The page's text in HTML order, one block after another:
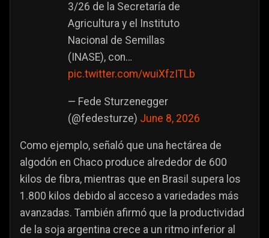
3/26 de la Secretaría de
Agricultura y el Instituto
Nacional de Semillas
(INASE), con…
pic.twitter.com/wuiXfzITLb
— Fede Sturzenegger
(@fedesturze) June 8, 2026
Como ejemplo, señaló que una hectárea de
algodón en Chaco produce alrededor de 600
kilos de fibra, mientras que en Brasil supera los
1.800 kilos debido al acceso a variedades más
avanzadas. También afirmó que la productividad
de la soja argentina crece a un ritmo inferior al